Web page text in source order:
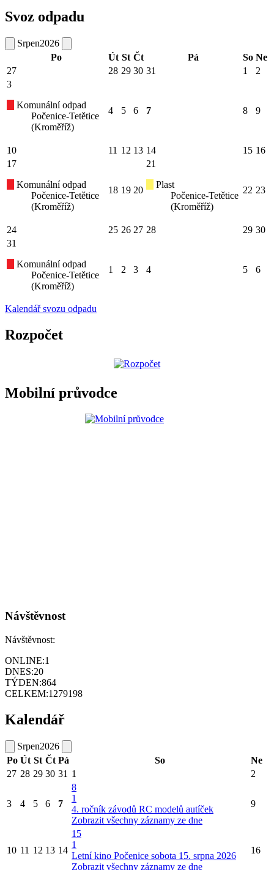
Svoz odpadu
Srpen2026
Po
Út St Čt Pá So Ne
27
28 29 30 31 1
2
3
Komunální odpad
Počenice-Tetětice
(Kroměříž)
4 5 6 7 8 9
10 11 12 13 14 15 16
17
Komunální odpad
Počenice-Tetětice
(Kroměříž)
18 19 20
21
Plast
Počenice-Tetětice
(Kroměříž)
22 23
24 25 26 27 28 29 30
31
Komunální odpad
Počenice-Tetětice
(Kroměříž)
1 2 3 4 5 6
Kalendář svozu odpadu
Rozpočet
Mobilní průvodce
Návštěvnost
Návštěvnost:
ONLINE:1
DNES:20
TÝDEN:864
CELKEM:1279198
Kalendář
Srpen2026
Po Út St Čt Pá So
Ne
27 28 29 30 31 1 2
3 4 5 6 7
8
1
4. ročník závodů RC modelů autíček
Zobrazit všechny záznamy ze dne
9
10 11 12 13 14
15
1
Letní kino Počenice sobota 15. srpna 2026
Zobrazit všechny záznamy ze dne
16